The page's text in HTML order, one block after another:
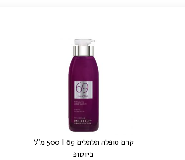
קרם סופלה תלתלים 69 | 500 מ"ל
ביוטופ